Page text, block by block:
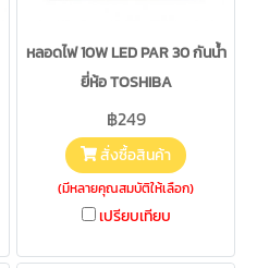
หลอดไฟ 10W LED PAR 30 กันน้ำ
ยี่ห้อ TOSHIBA
฿249
สั่งซื้อสินค้า
(มีหลายคุณสมบัติให้เลือก)
เปรียบเทียบ